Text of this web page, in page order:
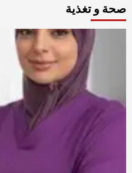
صحة و تغذية